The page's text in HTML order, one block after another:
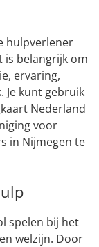
hulpverlener
is belangrijk om
ervaring,
Je kunt gebruik
Nederland
voor
in Nijmegen te
spelen bij het
welzijn. Door